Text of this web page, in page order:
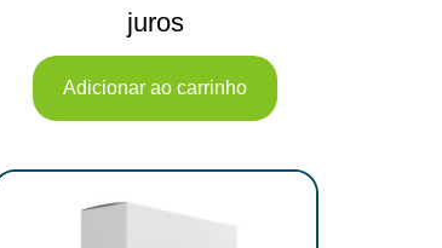
juros
Adicionar ao carrinho